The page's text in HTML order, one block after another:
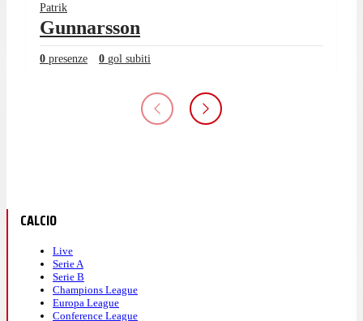
Patrik
Gunnarsson
0 presenze 0 gol subiti
CALCIO
Live
Serie A
Serie B
Champions League
Europa League
Conference League